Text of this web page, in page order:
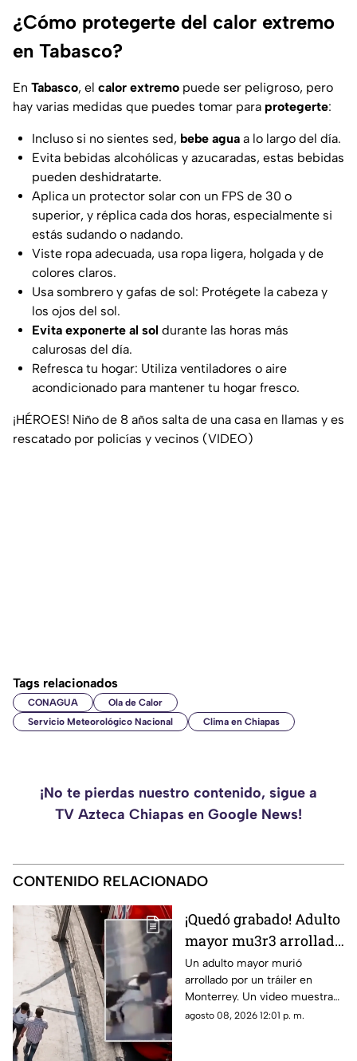
¿Cómo protegerte del calor extremo
en Tabasco?
En Tabasco, el calor extremo puede ser peligroso, pero
hay varias medidas que puedes tomar para protegerte:
Incluso si no sientes sed, bebe agua a lo largo del día.
Evita bebidas alcohólicas y azucaradas, estas bebidas
pueden deshidratarte.
Aplica un protector solar con un FPS de 30 o
superior, y réplica cada dos horas, especialmente si
estás sudando o nadando.
Viste ropa adecuada, usa ropa ligera, holgada y de
colores claros.
Usa sombrero y gafas de sol: Protégete la cabeza y
los ojos del sol.
Evita exponerte al sol durante las horas más
calurosas del día.
Refresca tu hogar: Utiliza ventiladores o aire
acondicionado para mantener tu hogar fresco.
¡HÉROES! Niño de 8 años salta de una casa en llamas y es
rescatado por policías y vecinos (VIDEO)
Tags relacionados
CONAGUA
Ola de Calor
Servicio Meteorológico Nacional
Clima en Chiapas
¡No te pierdas nuestro contenido, sigue a
TV Azteca Chiapas en Google News!
CONTENIDO RELACIONADO
¡Quedó grabado! Adulto
mayor mu3r3 arrollado
por un tráiler tras ser
empujado en
Monterrey
Un adulto mayor murió
arrollado por un tráiler en
Monterrey. Un video muestra
que momentos antes un joven
agosto 08, 2026 12:01 p. m.